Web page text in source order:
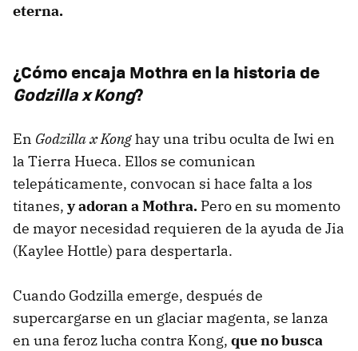
eterna.
¿Cómo encaja Mothra en la historia de
Godzilla x Kong?
En Godzilla x Konghay una tribu oculta de Iwi en
la Tierra Hueca. Ellos se comunican
telepáticamente, convocan si hace falta a los
titanes, y adoran a Mothra. Pero en su momento
de mayor necesidad requieren de la ayuda de Jia
(Kaylee Hottle) para despertarla.
Cuando Godzilla emerge, después de
supercargarse en un glaciar magenta, se lanza
en una feroz lucha contra Kong, que no busca